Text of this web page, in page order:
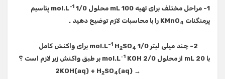
1- مراحل مختلف برای تهیه mL 100 محلول mol.L-1
1/0 پتاسیم
پرمنگنات
KMnO4 را با محاسبات لازم توضیح دهید .
mol.L-1 H2SO4
1/0 برای واكنش كامل
با
mL 20 از محلول mol.L-1 KOH
2/0 بر طبق واكنش زیر لازم است ؟
2KOH(aq) + H2SO4(aq) →